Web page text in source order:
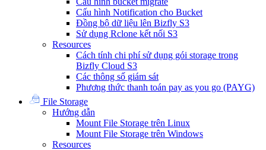
Cấu hình Notification cho Bucket
Đồng bộ dữ liệu lên Bizfly S3
Sử dụng Rclone kết nối S3
Resources
Cách tính chi phí sử dụng gói storage trong
Bizfly Cloud S3
Các thông số giám sát
Phương thức thanh toán pay as you go (PAYG)
File Storage
Hướng dẫn
Mount File Storage trên Linux
Mount File Storage trên Windows
Resources